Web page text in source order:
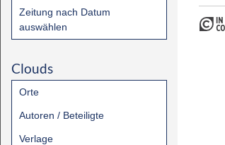
Zeitung nach Datum
auswählen
Clouds
Orte
Autoren / Beteiligte
Verlage